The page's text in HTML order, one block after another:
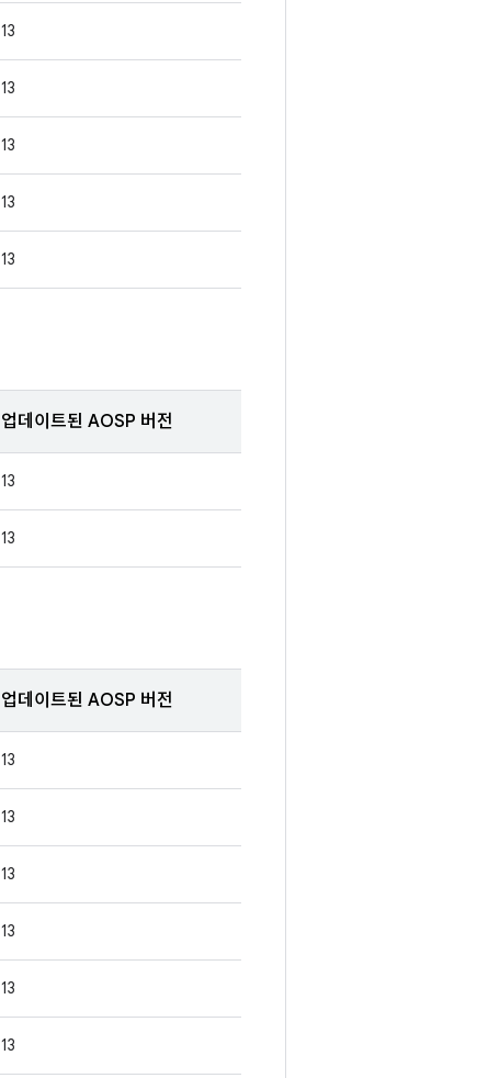
13
13
13
13
13
업데이트된 AOSP 버전
13
13
업데이트된 AOSP 버전
13
13
13
13
13
13